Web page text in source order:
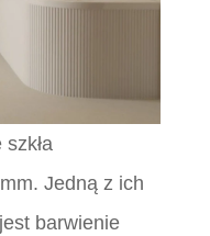
Jedną z ich
barwienie